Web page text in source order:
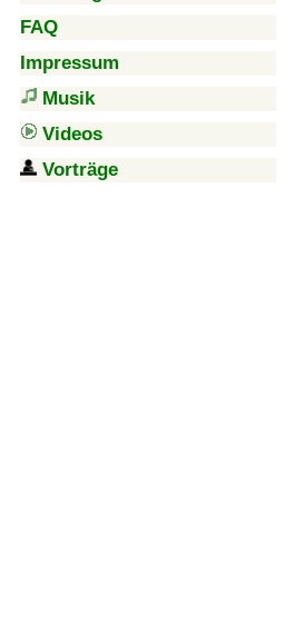
FAQ
Impressum
Musik
Videos
Vorträge